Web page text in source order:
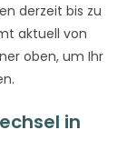
derzeit bis zu
aktuell von
oben, um Ihr
in